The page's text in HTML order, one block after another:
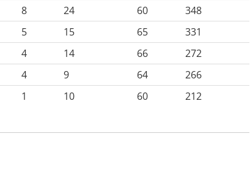
8 24 60
348
5 15 65
331
4 14 66
272
4 9 64
266
1 10 60
212